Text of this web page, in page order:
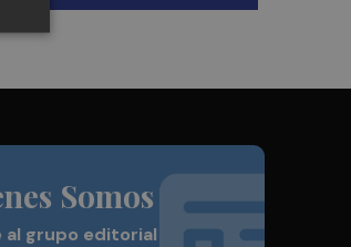
Somos
al grupo editorial